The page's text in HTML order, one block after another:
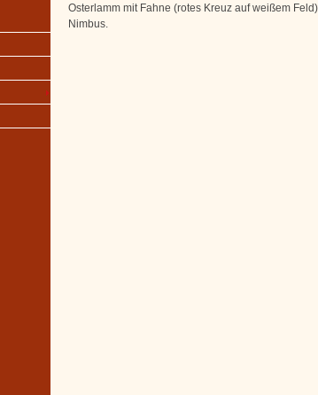
Osterlamm mit Fahne (rotes Kreuz auf weißem
Nimbus.